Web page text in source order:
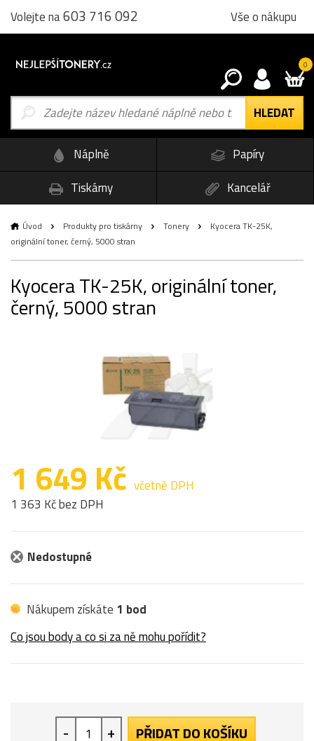
Volejte na603 716 092 Vše o nákupu
0
Náplně
Papíry
Tiskárny
Kancelář
Úvod Produkty pro tiskárny Tonery
Kyocera TK-25K,
originální toner, černý, 5000 stran
Kyocera TK-25K, originální toner,
černý, 5000 stran
1 649 Kč včetně DPH
1 363 Kč bez DPH
Nedostupné
Nákupem získáte 1 bod
Co jsou body a co si za ně mohu pořídit?
- + PŘIDAT DO KOŠÍKU